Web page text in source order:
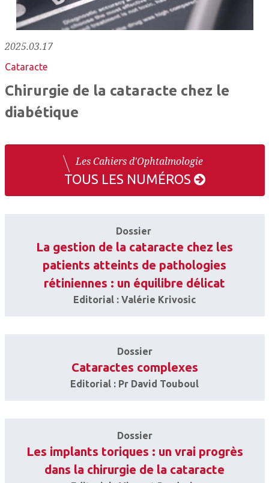
2025.03.17
Cataracte
Chirurgie de la cataracte chez le
diabétique
Les Cahiers d'Ophtalmologie
TOUS LES NUMÉROS
Dossier
La gestion de la cataracte chez les
patients atteints de pathologies
rétiniennes : un équilibre délicat
Editorial : Valérie Krivosic
Dossier
Cataractes complexes
Editorial : Pr David Touboul
Dossier
Les implants toriques : un vrai progrès
dans la chirurgie de la cataracte